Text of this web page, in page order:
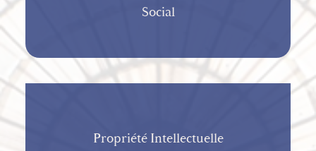
Social
Propriété Intellectuelle